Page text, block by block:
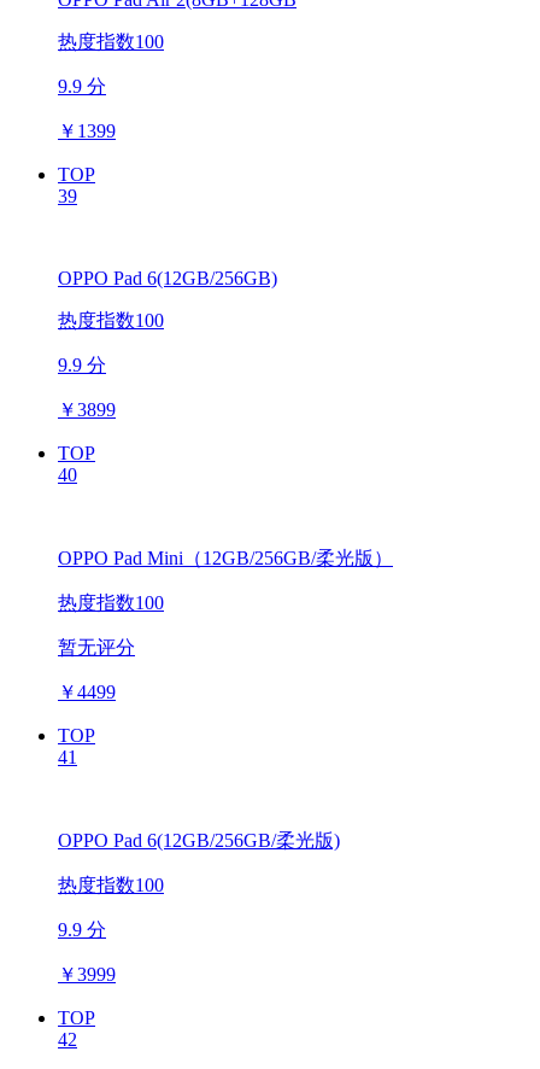
热度指数100
9.9 分
￥ 1399
TOP
39
OPPO Pad 6(12GB/256GB)
热度指数100
9.9 分
￥3899
TOP
40
OPPO Pad Mini（12GB/256GB/柔光版）
热度指数100
暂无评分
￥4499
TOP
41
OPPO Pad 6(12GB/256GB/柔光版)
热度指数100
9.9 分
￥3999
TOP
42